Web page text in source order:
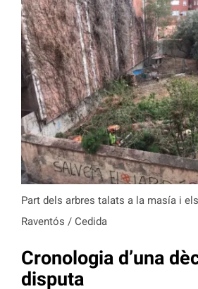
Part dels arbres talats a la masía i
Raventós / Cedida
Cronologia d’una
disputa